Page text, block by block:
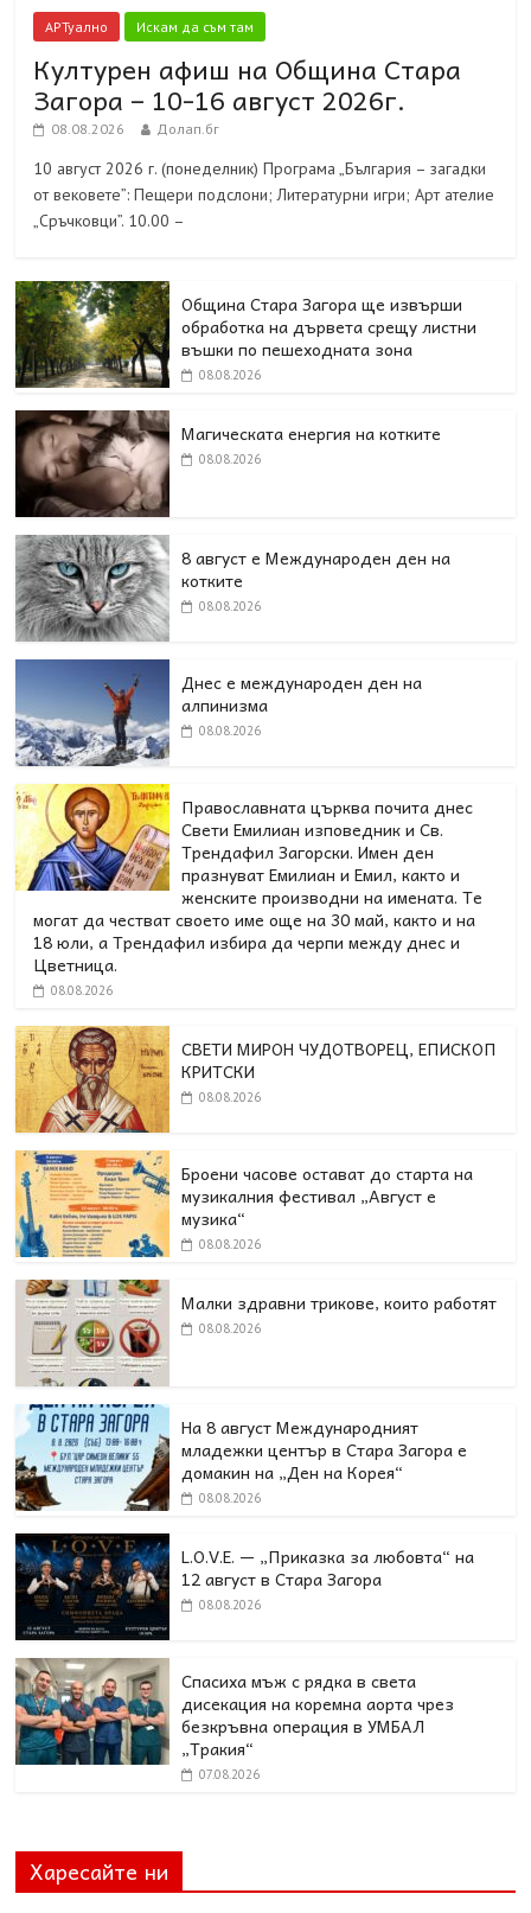
АРТуално Искам да съм там
Културен афиш на Община Стара
Загора – 10-16 август 2026г.
08.08.2026 Долап.бг
10 август 2026 г. (понеделник) Програма „България – загадки
от вековете”: Пещери подслони; Литературни игри; Арт ателие
„Сръчковци”. 10.00 –
Община Стара Загора ще извърши
обработка на дървета срещу листни
въшки по пешеходната зона
08.08.2026
Магическата енергия на котките
08.08.2026
8 август е Международен ден на
котките
08.08.2026
Днес е международен ден на
алпинизма
08.08.2026
Православната църква почита днес
Свети Емилиан изповедник и Св.
Трендафил Загорски. Имен ден
празнуват Емилиан и Емил, както и
женските производни на имената. Те
могат да честват своето име още на 30 май, както и на
18 юли, а Трендафил избира да черпи между днес и
Цветница.
08.08.2026
СВЕТИ МИРОН ЧУДОТВОРЕЦ, ЕПИСКОП
КРИТСКИ
08.08.2026
Броени часове остават до старта на
музикалния фестивал „Август е
музика“
08.08.2026
Малки здравни трикове, които работят
08.08.2026
На 8 август Международният
младежки център в Стара Загора е
домакин на „Ден на Корея“
08.08.2026
L.O.V.E. — „Приказка за любовта“ на
12 август в Стара Загора
08.08.2026
Спасиха мъж с рядка в света
дисекация на коремна аорта чрез
безкръвна операция в УМБАЛ
„Тракия“
07.08.2026
Харесайте ни